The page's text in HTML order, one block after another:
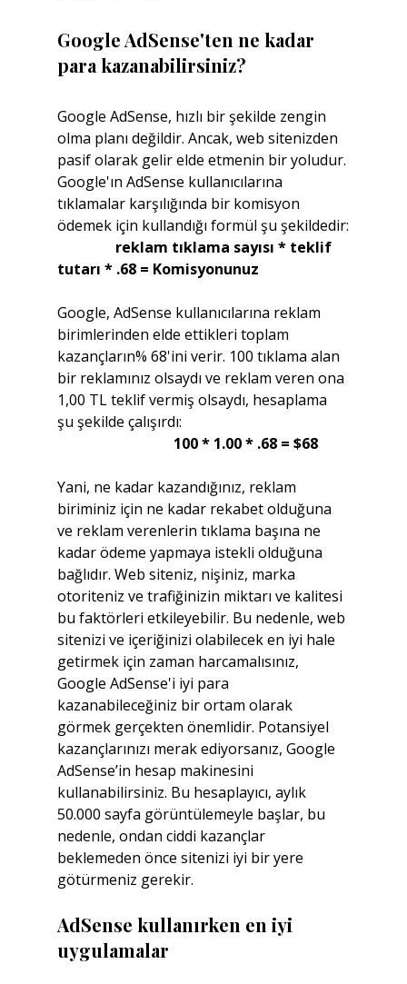
Google AdSense'ten ne kadar
para kazanabilirsiniz?
Google AdSense, hızlı bir şekilde zengin
olma planı değildir. Ancak, web sitenizden
pasif olarak gelir elde etmenin bir yoludur.
Google'ın AdSense kullanıcılarına
tıklamalar karşılığında bir komisyon
ödemek için kullandığı formül şu şekildedir:
tutarı * .68 = Komisyonunuz
Google, AdSense kullanıcılarına reklam
birimlerinden elde ettikleri toplam
kazançların% 68'ini verir. 100 tıklama alan
bir reklamınız olsaydı ve reklam veren ona
1,00 TL teklif vermiş olsaydı, hesaplama
şu şekilde çalışırdı:
100 * 1.00 * .68 = $68
Yani, ne kadar kazandığınız, reklam
biriminiz için ne kadar rekabet olduğuna
ve reklam verenlerin tıklama başına ne
kadar ödeme yapmaya istekli olduğuna
bağlıdır. Web siteniz, nişiniz, marka
otoriteniz ve trafiğinizin miktarı ve kalitesi
bu faktörleri etkileyebilir. Bu nedenle, web
sitenizi ve içeriğinizi olabilecek en iyi hale
getirmek için zaman harcamalısınız,
Google AdSense'i iyi para
kazanabileceğiniz bir ortam olarak
görmek gerçekten önemlidir. Potansiyel
kazançlarınızı merak ediyorsanız, Google
AdSense’in hesap makinesini
kullanabilirsiniz. Bu hesaplayıcı, aylık
50.000 sayfa görüntülemeyle başlar, bu
nedenle, ondan ciddi kazançlar
beklemeden önce sitenizi iyi bir yere
götürmeniz gerekir.
AdSense kullanırken en iyi
uygulamalar